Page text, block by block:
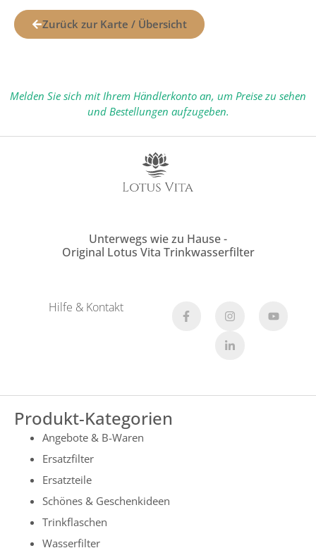
Zurück zur Karte / Übersicht
Melden Sie sich mit Ihrem Händlerkonto an, um Preise zu sehen
und Bestellungen aufzugeben.
Unterwegs wie zu Hause -
Original Lotus Vita Trinkwasserfilter
Hilfe & Kontakt
Produkt-Kategorien
Angebote & B-Waren
Ersatzfilter
Ersatzteile
Schönes & Geschenkideen
Trinkflaschen
Wasserfilter